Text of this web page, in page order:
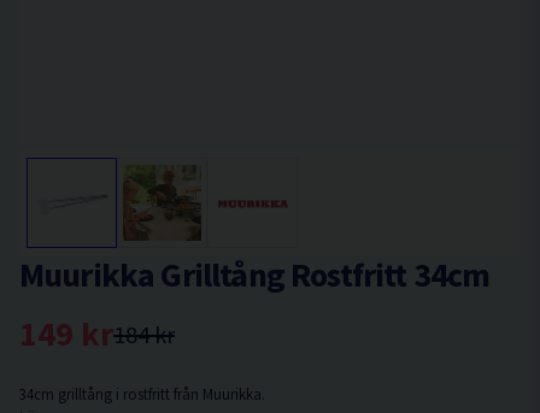
Muurikka Grilltång Rostfritt 34cm
184 kr
149 kr
34cm grilltång i rostfritt från Muurikka.